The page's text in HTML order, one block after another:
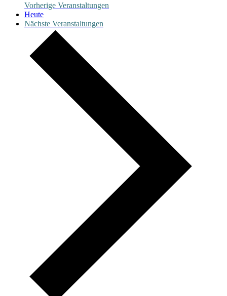
Vorherige Veranstaltungen
Heute
Nächste Veranstaltungen